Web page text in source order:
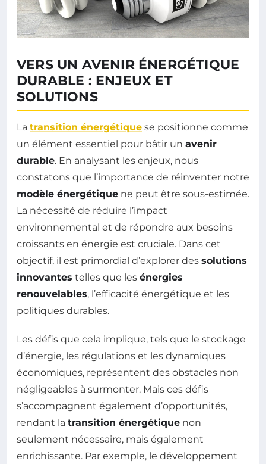
VERS UN AVENIR ÉNERGÉTIQUE
DURABLE : ENJEUX ET
SOLUTIONS
La transition énergétique se positionne comme
un élément essentiel pour bâtir un avenir
durable. En analysant les enjeux, nous
constatons que l’importance de réinventer notre
modèle énergétique ne peut être sous-estimée.
La nécessité de réduire l’impact
environnemental et de répondre aux besoins
croissants en énergie est cruciale. Dans cet
objectif, il est primordial d’explorer des solutions
innovantes telles que les énergies
renouvelables, l’efficacité énergétique et les
politiques durables.
Les défis que cela implique, tels que le stockage
d’énergie, les régulations et les dynamiques
économiques, représentent des obstacles non
négligeables à surmonter. Mais ces défis
s’accompagnent également d’opportunités,
rendant la transition énergétique non
seulement nécessaire, mais également
enrichissante. Par exemple, le développement